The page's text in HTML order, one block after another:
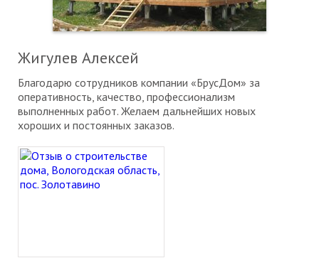
Жигулев Алексей
Благодарю сотрудников компании «БрусДом» за
оперативность, качество, профессионализм
выполненных работ. Желаем дальнейших новых
хороших и постоянных заказов.